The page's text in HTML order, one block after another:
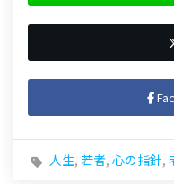
人生, 若者, 心の指針,